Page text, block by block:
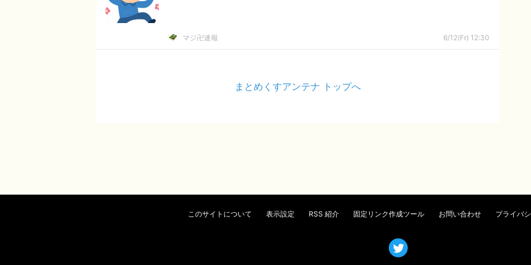
マジ卍速報 6/12(Fr) 12:30
まとめくすアンテナ トップへ
このサイトについて 表示設定 RSS 紹介 固定リンク作成ツール お問い合わせ プライバ